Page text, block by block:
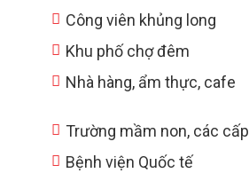
Công viên khủng long
Khu phố chợ đêm
Nhà hàng, ẩm thực, cafe
Trường mầm non, các cấp
Bệnh viện Quốc tế